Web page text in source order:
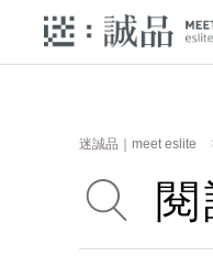
迷誠品｜meet eslite